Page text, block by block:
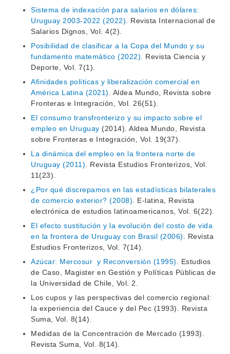
INSTITUCIONAL
DEPARTAMENTOS
ENSEÑANZA
INVESTIGACIÓN
LLAMADOS
NOTICIAS
CONTACTO
EVA FCS
POSGRADOS
EDUCACIÓN PERMANENTE
MOVILIDAD ACADÉMICA
BIBLIOTECA
Sistema de indexación para salarios en dólares:
Uruguay 2003-2022 (2022) . Revista Internacional de
Salarios Dignos, Vol. 4(2).
Posibilidad de clasificar a la Copa del Mundo y su
fundamento matemático (2022) . Revista Ciencia y
Deporte, Vol. 7(1).
Afinidades políticas y liberalización comercial en
América Latina (2021) . Aldea Mundo, Revista sobre
Fronteras e Integración, Vol. 26(51).
El consumo transfronterizo y su impacto sobre el
empleo en Uruguay (2014). Aldea Mundo, Revista
sobre Fronteras e Integración, Vol. 19(37).
La dinámica del empleo en la frontera norte de
Uruguay (2011) . Revista Estudios Fronterizos, Vol.
11(23).
¿Por qué discrepamos en las estadísticas bilaterales
de comercio exterior? (2008) . E-latina, Revista
electrónica de estudios latinoamericanos, Vol. 6(22).
El efecto sustitución y la evolución del costo de vida
en la frontera de Uruguay con Brasil (2006) . Revista
Estudios Fronterizos, Vol. 7(14).
Azúcar: Mercosur y Reconversión (1995) . Estudios
de Caso, Magister en Gestión y Políticas Públicas de
la Universidad de Chile, Vol. 2.
Los cupos y las perspectivas del comercio regional:
la experiencia del Cauce y del Pec (1993). Revista
Suma, Vol. 8(14).
Medidas de la Concentración de Mercado (1993).
Revista Suma, Vol. 8(14).